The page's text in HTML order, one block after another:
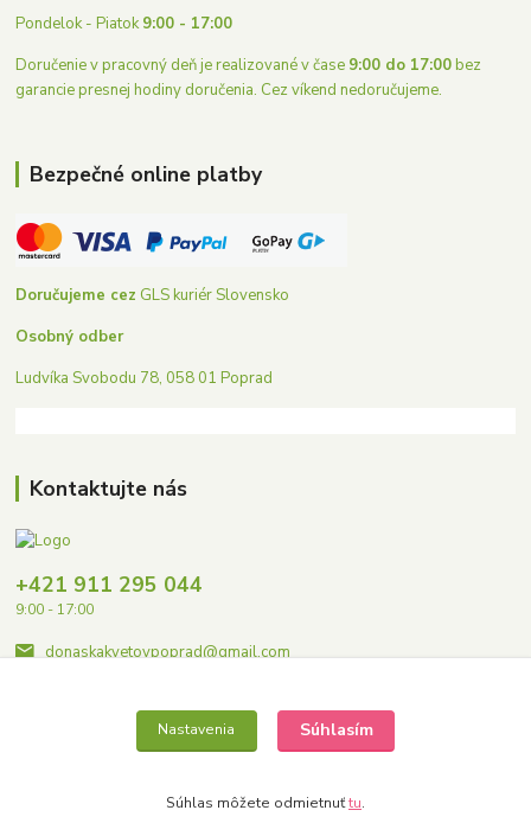
Pondelok - Piatok9:00 - 17:00
Doručenie v pracovný deň je realizované v čase 9:00 do 17:00bez
garancie presnej hodiny doručenia. Cez víkend nedoručujeme.
Bezpečné online platby
Doručujeme cez GLS kuriér Slovensko
Osobný odber
Ludvíka Svobodu 78, 058 01 Poprad
Kontaktujte nás
+421 911 295 044
9:00 - 17:00
donaskakvetovpoprad@gmail.com
Nastavenia Súhlasím
Súhlas môžete odmietnuťtu.